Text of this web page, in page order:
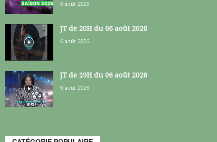
6 août 2026
JT de 20H du 06 août 2026
6 août 2026
JT de 19H du 06 août 2026
6 août 2026